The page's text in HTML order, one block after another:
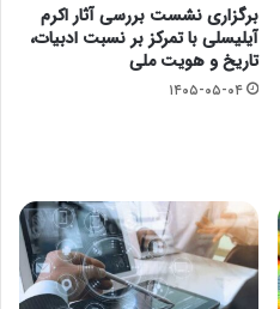
برگزاری نشست بررسی آثار اکرم
آیلیسلی با تمرکز بر نسبت ادبیات،
تاریخ و هویت ملی
۱۴۰۵-۰۵-۰۴